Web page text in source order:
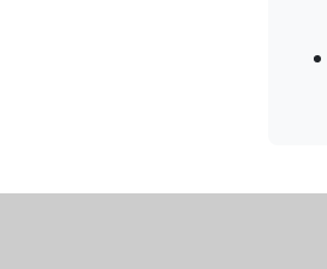
de linhaça-